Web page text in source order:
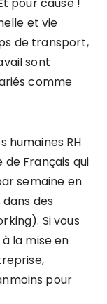
pour cause !
et vie
de transport,
sont
comme
humaines RH
de Français qui
semaine en
dans des
Si vous
la mise en
pour